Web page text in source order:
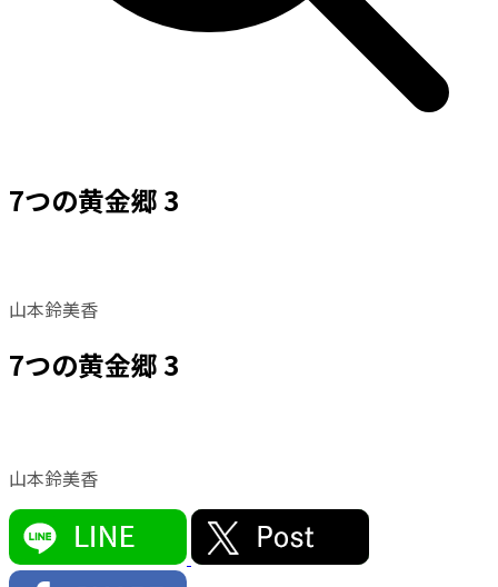
7つの黄金郷 3
山本鈴美香
7つの黄金郷 3
山本鈴美香